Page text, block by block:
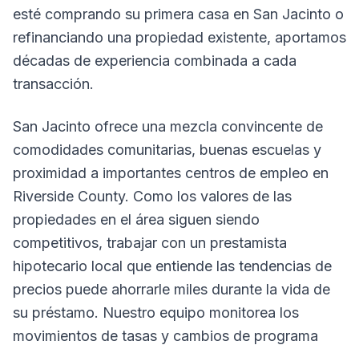
esté comprando su primera casa en San Jacinto o
refinanciando una propiedad existente, aportamos
décadas de experiencia combinada a cada
transacción.
San Jacinto ofrece una mezcla convincente de
comodidades comunitarias, buenas escuelas y
proximidad a importantes centros de empleo en
Riverside County. Como los valores de las
propiedades en el área siguen siendo
competitivos, trabajar con un prestamista
hipotecario local que entiende las tendencias de
precios puede ahorrarle miles durante la vida de
su préstamo. Nuestro equipo monitorea los
movimientos de tasas y cambios de programa